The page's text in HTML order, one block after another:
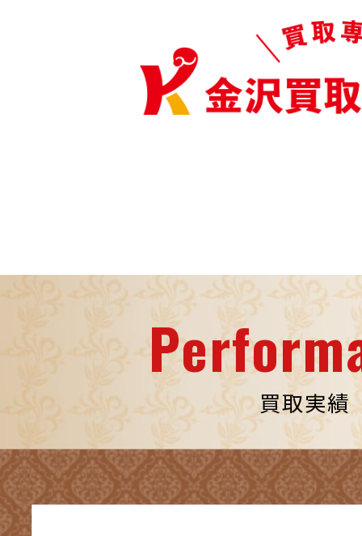
買取実績